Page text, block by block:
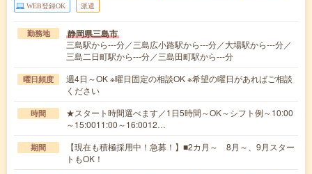
WEB登録OK 派遣
勤務地 静岡県三島市
三島駅から---分／三島広小路駅から---分／大場駅から---分／
三島二日町駅から---分／三島田町駅から---分
曜日頻度
週4日～OK ※曜日固定の相談OK ※希望の曜日があればご相談
ください
時間
★スタート時間選べます／1日5時間～OK～シフト例～10:00
～15:0011:00～16:0012…
期間
【現在も積極採用中！急募！】■2カ月～ 8月～、9月スター
トもOK！